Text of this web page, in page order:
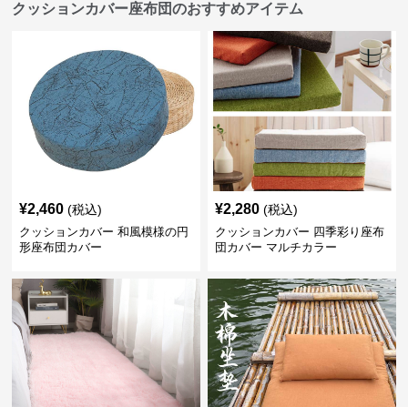
クッションカバー座布団のおすすめアイテム
¥2,460 (税込)
クッションカバー 和風模様の円
形座布団カバー
¥2,280 (税込)
クッションカバー 四季彩り座布
団カバー マルチカラー